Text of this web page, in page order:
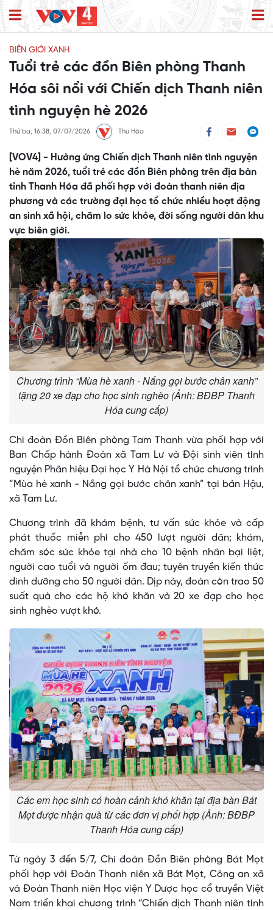
BIÊN GIỚI XANH
Tuổi trẻ các đồn Biên phòng Thanh
Hóa sôi nổi với Chiến dịch Thanh niên
tình nguyện hè 2026
Thứ ba, 16:38, 07/07/2026 Thu Hòa
[VOV4] - Hưởng ứng Chiến dịch Thanh niên tình nguyện
hè năm 2026, tuổi trẻ các đồn Biên phòng trên địa bàn
tỉnh Thanh Hóa đã phối hợp với đoàn thanh niên địa
phương và các trường đại học tổ chức nhiều hoạt động
an sinh xã hội, chăm lo sức khỏe, đời sống người dân khu
vực biên giới.
Chương trình “Mùa hè xanh - Nắng gọi bước chân xanh”
tặng 20 xe đạp cho học sinh nghèo (Ảnh: BĐBP Thanh
Hóa cung cấp)
Chi đoàn Đồn Biên phòng Tam Thanh vừa phối hợp với
Ban Chấp hành Đoàn xã Tam Lư và Đội sinh viên tình
nguyện Phân hiệu Đại học Y Hà Nội tổ chức chương trình
“Mùa hè xanh - Nắng gọi bước chân xanh” tại bản Hậu,
xã Tam Lư.
Chương trình đã khám bệnh, tư vấn sức khỏe và cấp
phát thuốc miễn phí cho 450 lượt người dân; khám,
chăm sóc sức khỏe tại nhà cho 10 bệnh nhân bại liệt,
người cao tuổi và người ốm đau; tuyên truyền kiến thức
dinh dưỡng cho 50 người dân. Dịp này, đoàn còn trao 50
suất quà cho các hộ khó khăn và 20 xe đạp cho học
sinh nghèo vượt khó.
Các em học sinh có hoàn cảnh khó khăn tại địa bàn Bát
Mọt được nhận quà từ các đơn vị phối hợp (Ảnh: BĐBP
Thanh Hóa cung cấp)
Từ ngày 3 đến 5/7, Chi đoàn Đồn Biên phòng Bát Mọt
phối hợp với Đoàn Thanh niên xã Bát Mọt, Công an xã
và Đoàn Thanh niên Học viện Y Dược học cổ truyền Việt
Nam triển khai chương trình “Chiến dịch Thanh niên tình